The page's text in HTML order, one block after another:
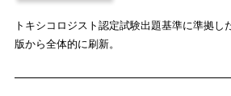
トキシコロジスト認定試験出題基準に準拠し
版から全体的に刷新。